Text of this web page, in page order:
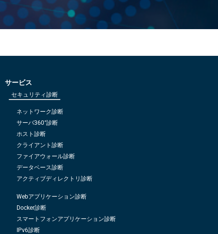
サービス
セキュリティ診断
ネットワーク診断
サーバ360°診断
ホスト診断
クライアント診断
ファイアウォール診断
データベース診断
アクティブディレクトリ診断
Webアプリケーション診断
Docker診断
スマートフォンアプリケーション診断
IPv6診断